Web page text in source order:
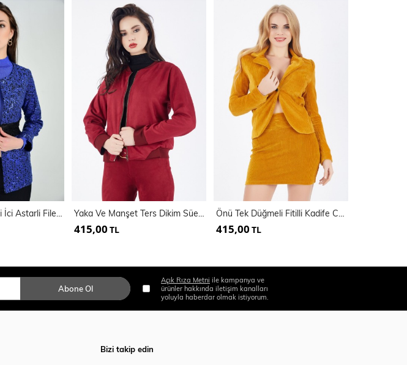
Beli Dantel Garnili İci Astarli File Payetli Ceket Yaka Ve Manşet Ters Dikim Süet Mont | Mnt31683
415,00 TL
Önü Tek Düğmeli Fitilli Kadife Ceket | Ckt32307
415,00 TL
Abone Ol
Açık Rıza Metni ile kampanya ve
ürünler hakkında iletişim kanalları
yoluyla haberdar olmak istiyorum.
Bizi takip edin